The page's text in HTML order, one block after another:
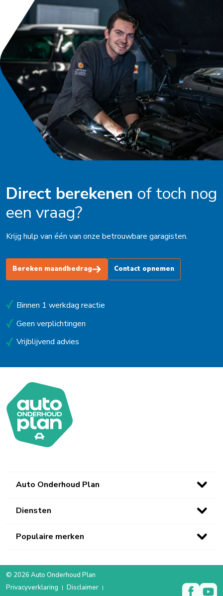
Direct berekenen of toch nog
een vraag?
Krijg hulp van één van onze betrouwbare garagisten.
Bereken maandbedrag Contact opnemen
Binnen 1 werkdag reactie
Geen verplichtingen
Vrijblijvend advies
Auto Onderhoud Plan
Diensten
Populaire merken
© 2026 Auto Onderhoud Plan
Privacyverklaring
Disclaimer